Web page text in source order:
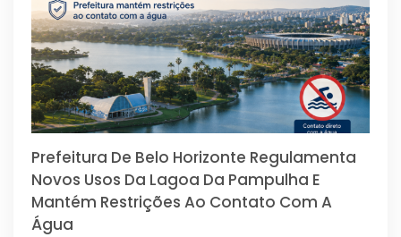
Prefeitura De Belo Horizonte Regulamenta
Novos Usos Da Lagoa Da Pampulha E
Mantém Restrições Ao Contato Com A
Água